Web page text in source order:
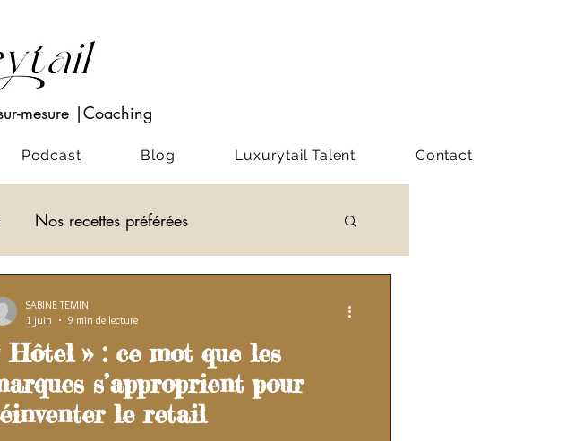
mesure |Coaching
Podcast Blog Luxurytail Talent Contact
Nos recettes préférées
Hôtel » : ce mot que les
s’approprient pour
le retail
SABINE TEMIN
1 juin
9 min de lecture